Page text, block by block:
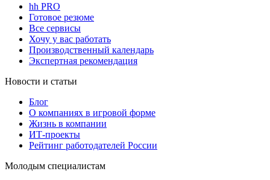
hh PRO
Готовое резюме
Все сервисы
Хочу у вас работать
Производственный календарь
Экспертная рекомендация
Новости и статьи
Блог
О компаниях в игровой форме
Жизнь в компании
ИТ-проекты
Рейтинг работодателей России
Молодым специалистам